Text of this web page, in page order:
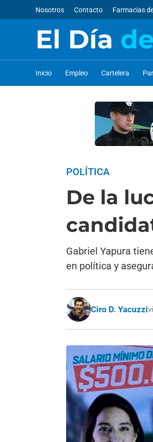
Nosotros Contacto Farmacias
El Día
Inicio Empleo Cartelera
POLÍTICA
De la
Gabriel Yapura
en política y
Ciro D. Yacuzzi